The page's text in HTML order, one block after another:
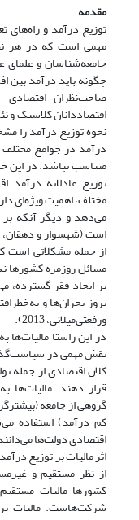
مقدمه
توزیع درآمد و راه‌های
مهمی است که در هر
جامعه‌شناسان و علمای
چگونه باید درآمد بین
صاحب‌نظران
اقتصاددانان کلاسیک و
نحوه توزیع درآمد را
درآمد در جوامع
متناسب نباشد. در این
توزیع عادلانه درآمد
مختلف، اهمیت ویژه‌ای
می‌دهد و دیگر آنکه بر
از جمله مشکلاتی
مسائل روزمره کشورها
بر ایجاد فقر گسترده،
بروز بحران‌ها و
ورفعتی‌میلانی، 2013).
در این راستا مالیات‌ها
نقش مهمی در
کلان اقتصادی از جمله
قرار دهند. مالیات‌ها
گروهی از جامعه
کم درآمد) استفاده
اقتصادی دولت‌ها می‌دانند
اثر مالیات بر توزیع
از نظر مستقیم و
کشورها مالیات
شرکت‌هاست. مالیات